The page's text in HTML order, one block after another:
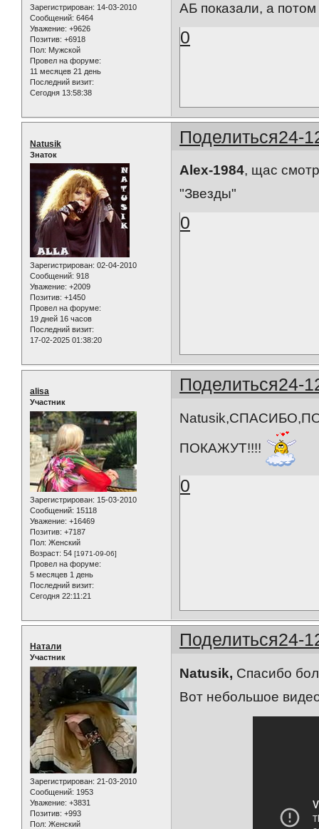
Зарегистрирован: 14-03-2010
Сообщений: 6464
Уважение: +9626
Позитив: +6918
Пол: Мужской
Провел на форуме:
11 месяцев 21 день
Последний визит:
Сегодня 13:58:38
АБ показали, а
0
Поделиться24-
Natusik
Знаток
Зарегистрирован: 02-04-2010
Сообщений: 918
Уважение: +2009
Позитив: +1450
Провел на форуме:
19 дней 16 часов
Последний визит:
17-02-2025 01:38:20
Alex-1984, щас
"Звезды"
0
Поделиться24-
alisa
Участник
Зарегистрирован: 15-03-2010
Сообщений: 15118
Уважение: +16469
Позитив: +7187
Пол: Женский
Возраст: 54 [1971-09-06]
Провел на форуме:
5 месяцев 1 день
Последний визит:
Сегодня 22:11:21
ПОКАЖУТ!!!!
0
Поделиться24-
Натали
Участник
Зарегистрирован: 21-03-2010
Сообщений: 1953
Уважение: +3831
Позитив: +993
Пол: Женский
Natusik, Спасибо
Вот небольшое